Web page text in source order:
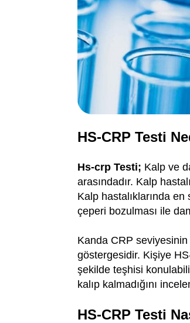
HS-CRP Testi
Hs-crp Testi; Kalp ve
arasındadır. Kalp
Kalp hastalıklarında en
çeperi bozulması ile
Kanda CRP
göstergesidir. Kişiye
şekilde teşhisi
kalıp kalmadığını
HS-CRP Testi